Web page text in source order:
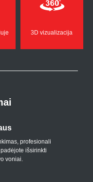
3D vizualizacija
profesionali
išsirinkti
voniai.